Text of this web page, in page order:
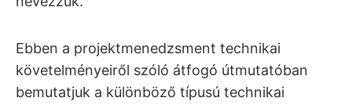
Ebben a projektmenedzsment technikai
követelményeiről szóló átfogó útmutatóban
bemutatjuk a különböző típusú technikai